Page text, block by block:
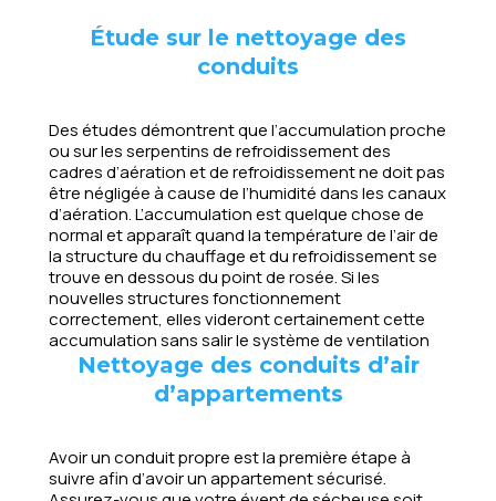
Étude sur le nettoyage des
conduits
Des études démontrent que l’accumulation proche
ou sur les serpentins de refroidissement des
cadres d’aération et de refroidissement ne doit pas
être négligée à cause de l’humidité dans les canaux
d’aération. L’accumulation est quelque chose de
normal et apparaît quand la température de l’air de
la structure du chauffage et du refroidissement se
trouve en dessous du point de rosée. Si les
nouvelles structures fonctionnement
correctement, elles videront certainement cette
accumulation sans salir le système de ventilation
Nettoyage des conduits d’air
d’appartements
Avoir un conduit propre est la première étape à
suivre afin d’avoir un appartement sécurisé.